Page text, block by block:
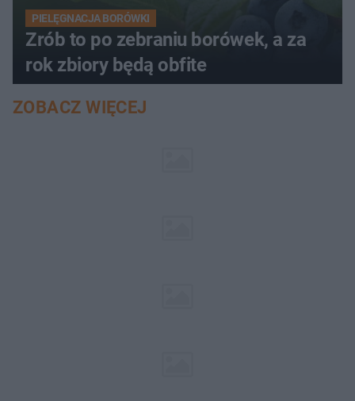
PIELĘGNACJA BORÓWKI
Zrób to po zebraniu borówek, a za
rok zbiory będą obfite
ZOBACZ WIĘCEJ